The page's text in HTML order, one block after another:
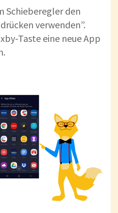
Schieberegler den
verwenden”.
Taste eine neue App